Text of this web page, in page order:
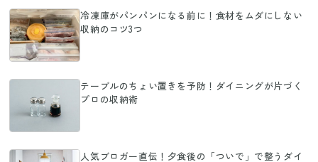
冷凍庫がパンパンになる前に！食材をムダにしない
収納のコツ3つ
テーブルのちょい置きを予防！ダイニングが片づく
プロの収納術
人気ブロガー直伝！夕食後の「ついで」で整うダイ